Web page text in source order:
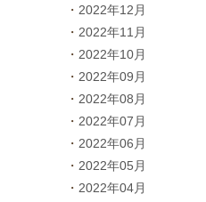
2022年12月
2022年11月
2022年10月
2022年09月
2022年08月
2022年07月
2022年06月
2022年05月
2022年04月